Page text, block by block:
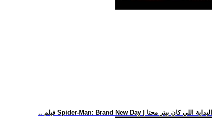
.. فيلم Spider-Man: Brand New Day | البداية اللي كان بيتر محتا